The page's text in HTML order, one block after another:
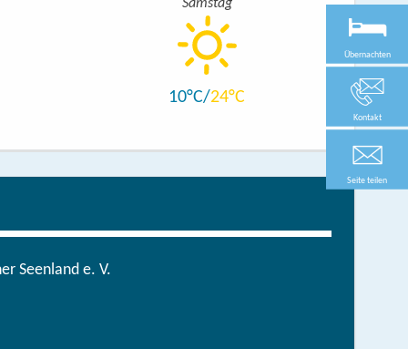
Samstag
10 24
Seenland e. V.
Übernachten
Kontakt
Seite teilen